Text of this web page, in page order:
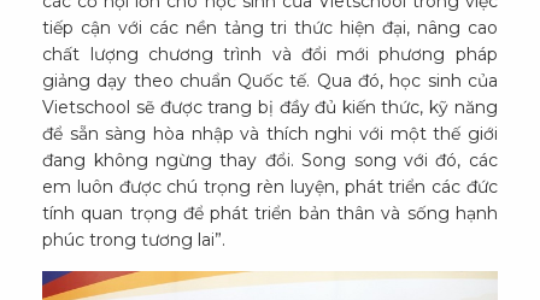
tiếp cận với các nền tảng tri thức hiện đại, nâng cao
chất lượng chương trình và đổi mới phương pháp
giảng dạy theo chuẩn Quốc tế. Qua đó, học sinh của
Vietschool sẽ được trang bị đầy đủ kiến thức, kỹ năng
để sẵn sàng hòa nhập và thích nghi với một thế giới
đang không ngừng thay đổi. Song song với đó, các
em luôn được chú trọng rèn luyện, phát triển các đức
tính quan trọng để phát triển bản thân và sống hạnh
phúc trong tương lai”.